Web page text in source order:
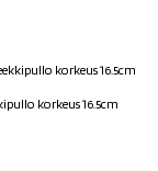
korkeus 16.5cm